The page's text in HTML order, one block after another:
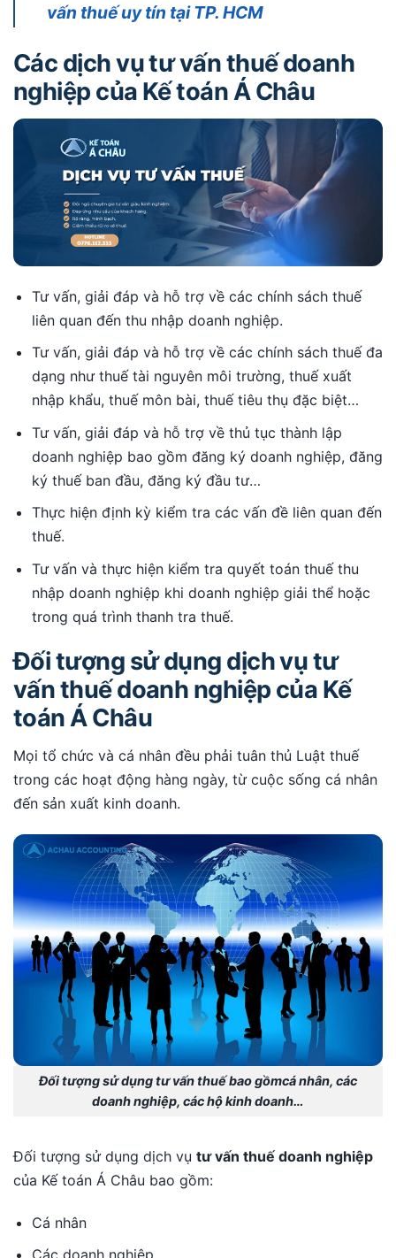
vấn thuế uy tín tại TP. HCM
Các dịch vụ tư vấn thuế doanh
nghiệp của Kế toán Á Châu
Tư vấn, giải đáp và hỗ trợ về các chính sách thuế
liên quan đến thu nhập doanh nghiệp.
Tư vấn, giải đáp và hỗ trợ về các chính sách thuế đa
dạng như thuế tài nguyên môi trường, thuế xuất
nhập khẩu, thuế môn bài, thuế tiêu thụ đặc biệt…
Tư vấn, giải đáp và hỗ trợ về thủ tục thành lập
doanh nghiệp bao gồm đăng ký doanh nghiệp, đăng
ký thuế ban đầu, đăng ký đầu tư…
Thực hiện định kỳ kiểm tra các vấn đề liên quan đến
thuế.
Tư vấn và thực hiện kiểm tra quyết toán thuế thu
nhập doanh nghiệp khi doanh nghiệp giải thể hoặc
trong quá trình thanh tra thuế.
Đối tượng sử dụng dịch vụ tư
vấn thuế doanh nghiệp của Kế
toán Á Châu
Mọi tổ chức và cá nhân đều phải tuân thủ Luật thuế
trong các hoạt động hàng ngày, từ cuộc sống cá nhân
đến sản xuất kinh doanh.
Đối tượng sử dụng tư vấn thuế bao gồmcá nhân, các
doanh nghiệp, các hộ kinh doanh…
Đối tượng sử dụng dịch vụ tư vấn thuế doanh nghiệp
của Kế toán Á Châu bao gồm:
Cá nhân